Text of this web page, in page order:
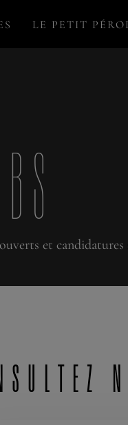
LE PETIT
et candidatures